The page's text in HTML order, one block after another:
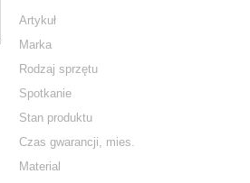
Artykuł
Marka
Rodzaj sprzętu
Spotkanie
Stan produktu
Czas gwarancji, mies.
Material